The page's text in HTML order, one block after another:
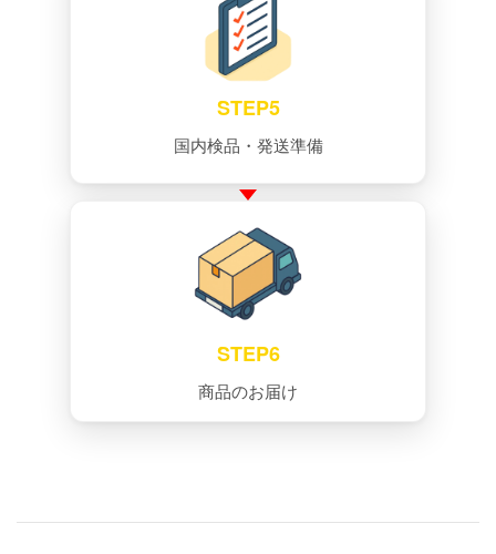
STEP5
国内検品・発送準備
STEP6
商品のお届け